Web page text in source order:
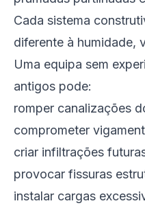
Cada sistema
diferente à humidade,
Uma equipa sem
antigos pode:
romper canalizações
comprometer
criar infiltrações
provocar fissuras
instalar cargas